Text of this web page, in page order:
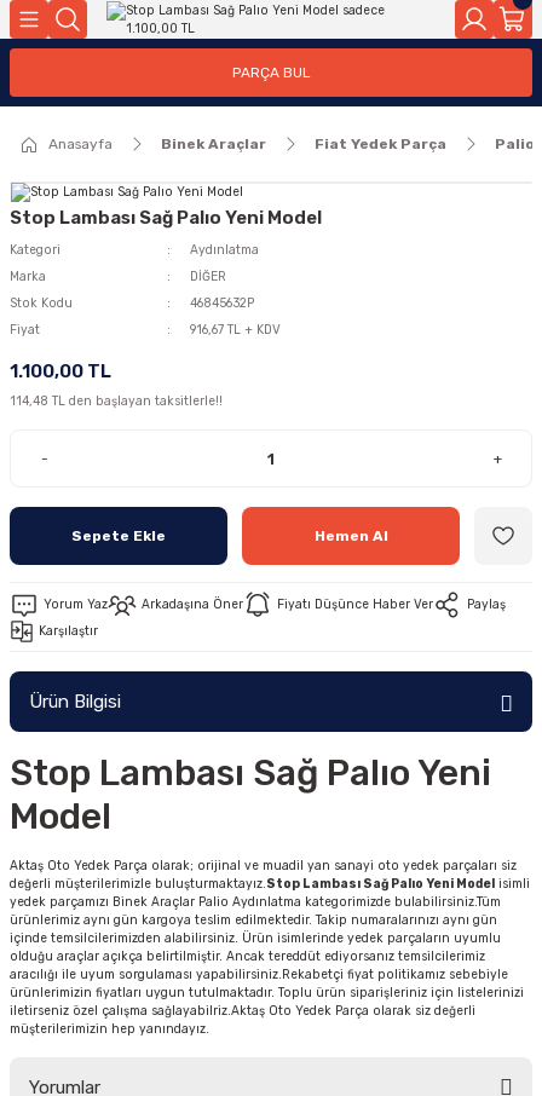
Geri Dön
Geri Dön
PARÇA BUL
Anasayfa Binek Araçlar Fiat Yedek Parça Palio
Stop Lambası Sağ Palıo Yeni Model
Kategori
Aydınlatma
Marka
DİĞER
Stok Kodu
46845632P
Fiyat
916,67 TL + KDV
1.100,00 TL
114,48 TL den başlayan taksitlerle!!
- +
Sepete Ekle Hemen Al
Yorum Yaz Arkadaşına Öner Fiyatı Düşünce Haber Ver
Paylaş
Karşılaştır
Ürün Bilgisi
Stop Lambası Sağ Palıo Yeni
Model
Aktaş Oto Yedek Parça olarak; orijinal ve muadil yan sanayi oto yedek parçaları siz
değerli müşterilerimizle buluşturmaktayız.Stop Lambası Sağ Palıo Yeni Model isimli
yedek parçamızı Binek Araçlar Palio Aydınlatma kategorimizde bulabilirsiniz.Tüm
ürünlerimiz aynı gün kargoya teslim edilmektedir. Takip numaralarınızı aynı gün
içinde temsilcilerimizden alabilirsiniz. Ürün isimlerinde yedek parçaların uyumlu
olduğu araçlar açıkça belirtilmiştir. Ancak tereddüt ediyorsanız temsilcilerimiz
aracılığı ile uyum sorgulaması yapabilirsiniz.Rekabetçi fiyat politikamız sebebiyle
ürünlerimizin fiyatları uygun tutulmaktadır. Toplu ürün siparişleriniz için listelerinizi
iletirseniz özel çalışma sağlayabilriz.Aktaş Oto Yedek Parça olarak siz değerli
müşterilerimizin hep yanındayız.
Yorumlar